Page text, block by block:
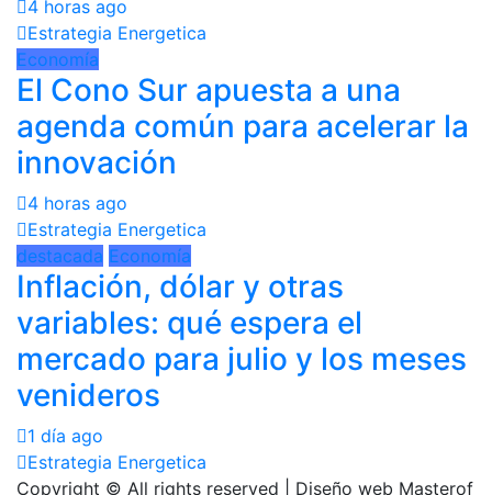
4 horas ago
Estrategia Energetica
Economía
El Cono Sur apuesta a una
agenda común para acelerar la
innovación
4 horas ago
Estrategia Energetica
destacada Economía
Inflación, dólar y otras
variables: qué espera el
mercado para julio y los meses
venideros
1 día ago
Estrategia Energetica
Copyright © All rights reserved | Diseño web Masterof